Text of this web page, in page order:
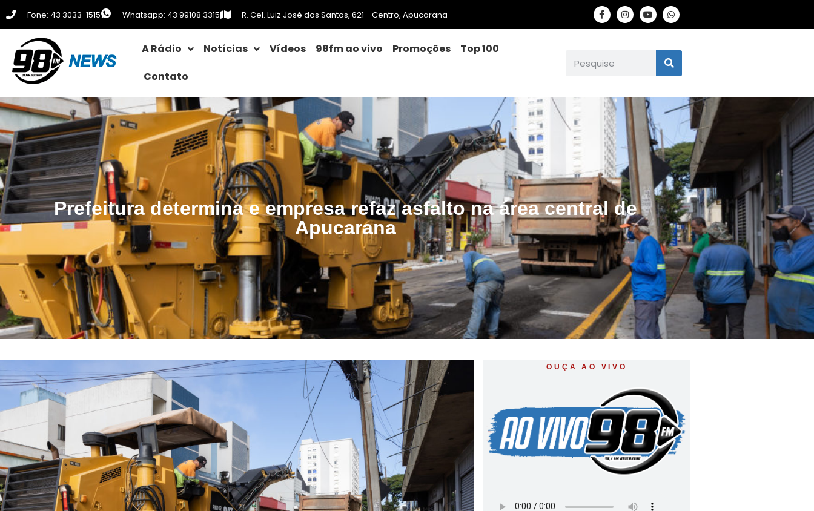
Fone: 43 3033-1515 Whatsapp: 43 99108 3315 R. Cel. Luiz José dos Santos, 621 - Centro, Apucarana
A Rádio Notícias Vídeos 98fm ao vivo Promoções
Top 100
Contato
Prefeitura determina e empresa refaz asfalto na área central de
Apucarana
OUÇA AO VIVO